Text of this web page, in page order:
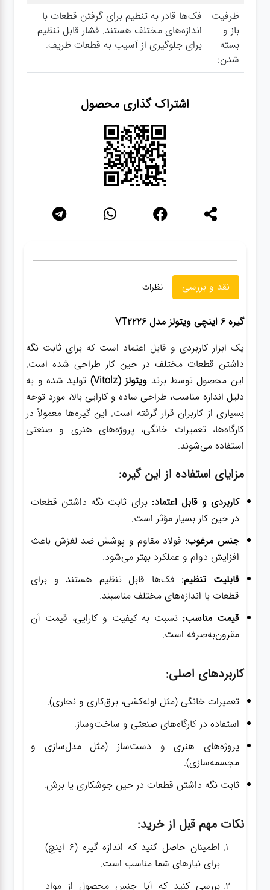
پمپ
تجهیزات
کمپ
ظرفیت
باز و
بسته
شدن:
فک‌ها قادر به تنظیم برای گرفتن قطعات با
اندازه‌های مختلف هستند. فشار قابل تنظیم
برای جلوگیری از آسیب به قطعات ظریف.
اشتراک گذاری محصول
نقد و بررسی نظرات
گیره 6 اینچی ویتولز مدل VT2226
یک ابزار کاربردی و قابل اعتماد است که برای ثابت نگه
داشتن قطعات مختلف در حین کار طراحی شده است.
این محصول توسط برند ویتولز (Vitolz)
تولید شده و به
دلیل اندازه مناسب، طراحی ساده و کارایی بالا، مورد توجه
بسیاری از کاربران قرار گرفته است. این گیره‌ها معمولاً در
کارگاه‌ها، تعمیرات خانگی، پروژه‌های هنری و صنعتی
استفاده می‌شوند.
مزایای استفاده از این گیره:
کاربردی و قابل اعتماد:برای ثابت نگه داشتن قطعات
در حین کار بسیار مؤثر است.
جنس مرغوب: فولاد مقاوم و پوشش ضد لغزش باعث
افزایش دوام و عملکرد بهتر می‌شود.
قابلیت تنظیم: فک‌ها قابل تنظیم هستند و برای
قطعات با اندازه‌های مختلف مناسبند.
قیمت مناسب: نسبت به کیفیت و کارایی، قیمت آن
مقرون‌به‌صرفه است.
کاربردهای اصلی:
تعمیرات خانگی (مثل لوله‌کشی، برق‌کاری و نجاری).
استفاده در کارگاه‌های صنعتی و ساخت‌وساز.
پروژه‌های هنری و دست‌ساز (مثل مدل‌سازی و
مجسمه‌سازی).
ثابت نگه داشتن قطعات در حین جوشکاری یا برش.
نکات مهم قبل از خرید:
اطمینان حاصل کنید که اندازه گیره (6 اینچ)
برای نیازهای شما مناسب است.
بررسی کنید که آیا جنس محصول از مواد